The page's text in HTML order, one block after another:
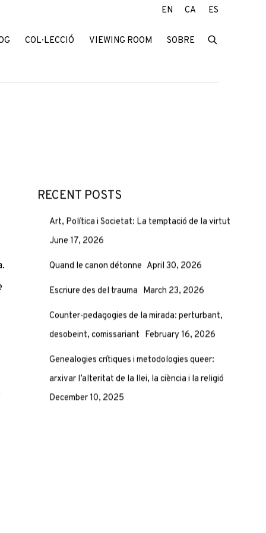
COL·LECCIÓ VIEWING ROOM SOBRE
EN CA ES
RECENT POSTS
Art, Política i Societat: La temptació de la virtut
June 17, 2026
Quand le canon détonne April 30, 2026
Escriure des del trauma March 23, 2026
Counter-pedagogies de la mirada: perturbant,
desobeint, comissariant February 16, 2026
Genealogies crítiques i metodologies queer:
arxivar l’alteritat de la llei, la ciència i la religió
December 10, 2025